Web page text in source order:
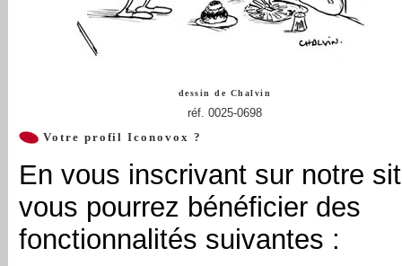
dessin de Chalvin
réf. 0025-0698
Votre profil Iconovox ?
En vous inscrivant sur notre
vous pourrez bénéficier des
fonctionnalités suivantes :